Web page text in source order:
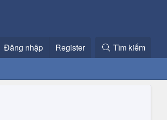
Đăng nhập Register Tìm kiếm